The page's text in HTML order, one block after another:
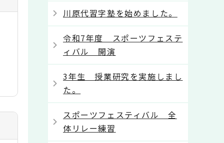
川原代習字塾を始めました。
令和7年度 スポーツフェステ
ィバル 開演
3年生 授業研究を実施しまし
た。
スポーツフェスティバル 全
体リレー練習